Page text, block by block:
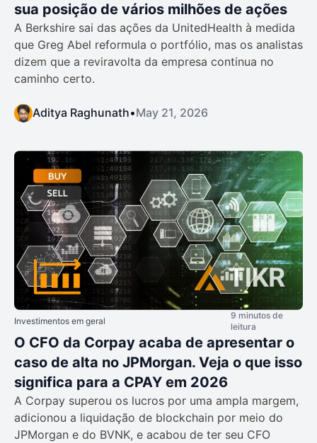
sua posição de vários milhões de ações
A Berkshire sai das ações da UnitedHealth à medida
que Greg Abel reformula o portfólio, mas os analistas
dizem que a reviravolta da empresa continua no
caminho certo.
Aditya Raghunath•May 21, 2026
Investimentos em geral
9 minutos de
leitura
O CFO da Corpay acaba de apresentar o
caso de alta no JPMorgan. Veja o que isso
significa para a CPAY em 2026
A Corpay superou os lucros por uma ampla margem,
adicionou a liquidação de blockchain por meio do
JPMorgan e do BVNK, e acabou de ter seu CFO